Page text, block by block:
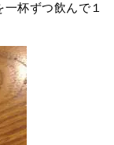
杯ずつ飲んで１